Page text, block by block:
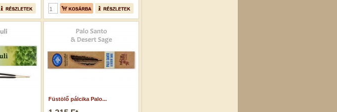
Füstölő pálcika Palo...